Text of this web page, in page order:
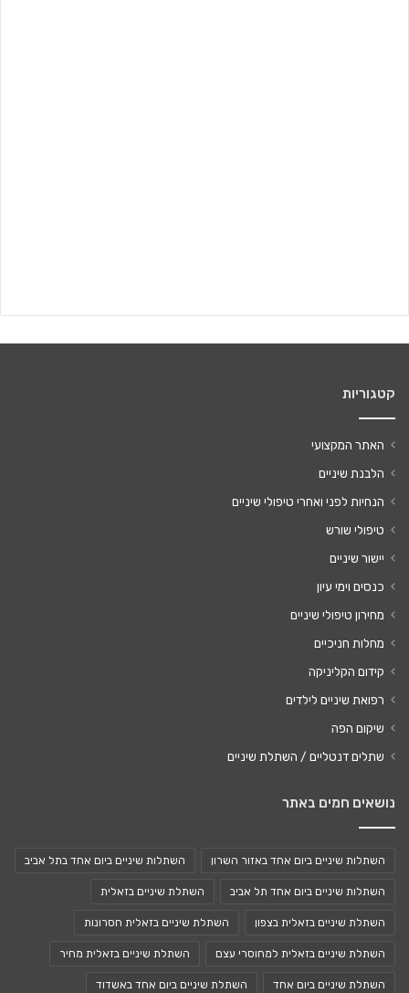
קטגוריות
האתר המקצועי
הלבנת שיניים
הנחיות לפני ואחרי טיפולי שיניים
טיפולי שורש
יישור שיניים
כנסים וימי עיון
מחירון טיפולי שיניים
מחלות חניכיים
קידום הקליניקה
רפואת שיניים לילדים
שיקום הפה
שתלים דנטליים / השתלת שיניים
נושאים חמים באתר
השתלות שיניים ביום אחד באזור השרון השתלות שיניים ביום אחד בתל אביב
השתלות שיניים ביום אחד תל אביב השתלת שיניים בזאלית
השתלת שיניים בזאלית בצפון השתלת שיניים בזאלית חסרונות
השתלת שיניים בזאלית למחוסרי עצם השתלת שיניים בזאלית מחיר
השתלת שיניים ביום אחד השתלת שיניים ביום אחד באשדוד